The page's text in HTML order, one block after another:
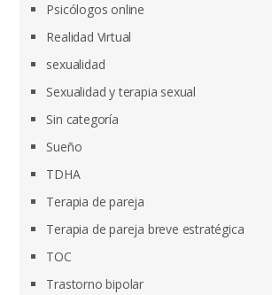
Psicólogos online
Realidad Virtual
sexualidad
Sexualidad y terapia sexual
Sin categoría
Sueño
TDHA
Terapia de pareja
Terapia de pareja breve estratégica
TOC
Trastorno bipolar